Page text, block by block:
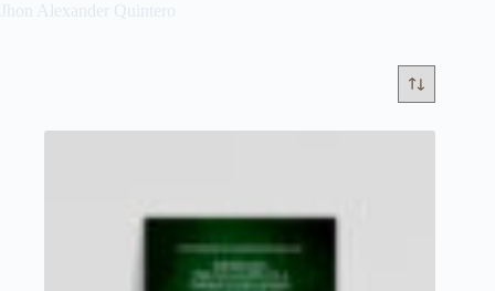
Jhon Alexander Quintero